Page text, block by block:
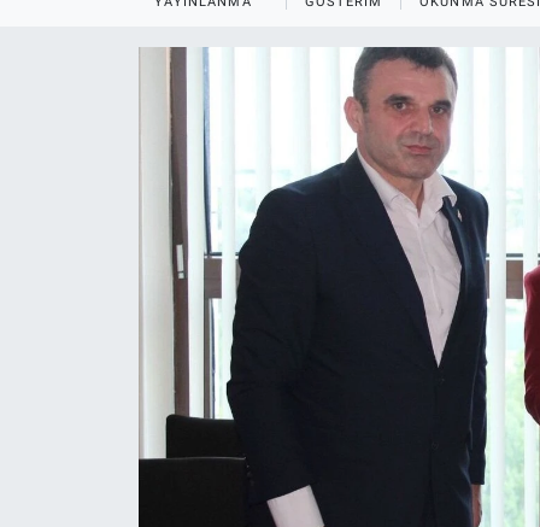
EĞİTİM
HALK54 PANORAMA